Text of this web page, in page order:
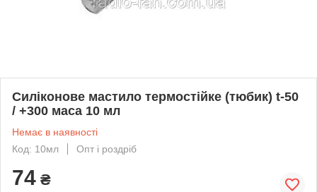
Силіконове мастило термостійке (тюбик) t-50
/ +300 маса 10 мл
Немає в наявності
Код: 10мл
Опт і роздріб
74 ₴